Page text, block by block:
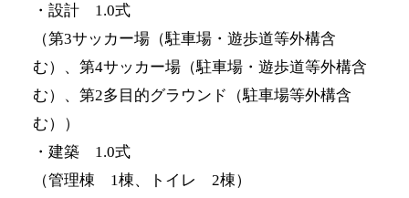
・設計 1.0式
（第3サッカー場（駐車場・遊歩道等外構含
む）、第4サッカー場（駐車場・遊歩道等外構含
む）、第2多目的グラウンド（駐車場等外構含
む））
・建築 1.0式
（管理棟 1棟、トイレ 2棟）